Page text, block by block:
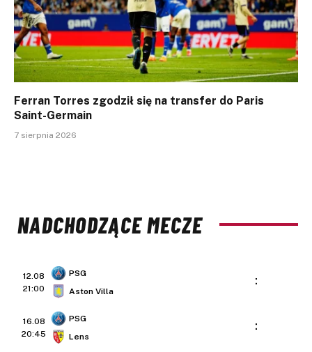
Ferran Torres zgodził się na transfer do Paris
Saint-Germain
7 sierpnia 2026
NADCHODZĄCE MECZE
12.08
21:00
PSG
Aston Villa
:
16.08
20:45
PSG
Lens
: